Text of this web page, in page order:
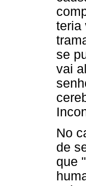
teria
se
vai
No
de
que